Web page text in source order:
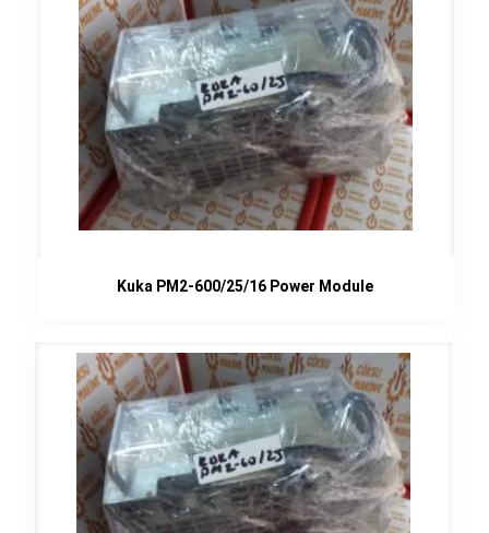
Kuka PM2-600/25/16 Power Module